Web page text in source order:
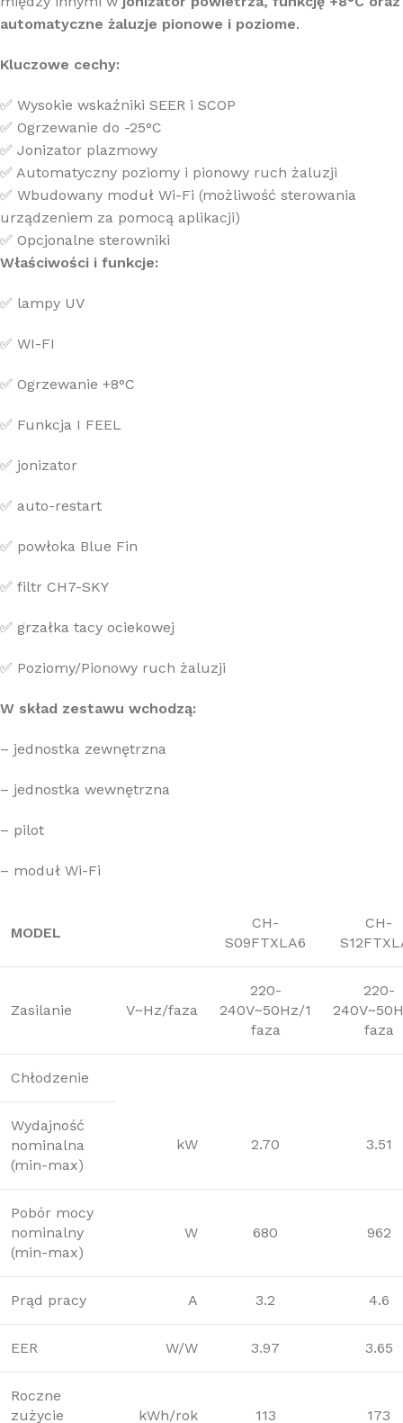
automatyczne żaluzje pionowe i poziome.
Kluczowe cechy:
✅ Wysokie wskaźniki SEER i SCOP
✅ Ogrzewanie do -25°C
✅ Jonizator plazmowy
✅ Automatyczny poziomy i pionowy ruch żaluzji
✅ Wbudowany moduł Wi-Fi (możliwość sterowania
urządzeniem za pomocą aplikacji)
✅ Opcjonalne sterowniki
Właściwości i funkcje:
✅ lampy UV
✅ WI-FI
✅ Ogrzewanie +8°C
✅ Funkcja I FEEL
✅ jonizator
✅ auto-restart
✅ powłoka Blue Fin
✅ filtr CH7-SKY
✅ grzałka tacy ociekowej
✅ Poziomy/Pionowy ruch żaluzji
W skład zestawu wchodzą:
– jednostka zewnętrzna
– jednostka wewnętrzna
– pilot
– moduł Wi-Fi
MODEL
CH-
S09FTXLA6
CH-
Zasilanie V~Hz/faza
220-
240V~50Hz/1
faza
220-
faza
Chłodzenie
Wydajność
nominalna
(min-max)
kW 2.70 3.51
Pobór mocy
nominalny
(min-max)
W 680 962
Prąd pracy A 3.2 4.6
EER W/W 3.97 3.65
Roczne
zużycie
kWh/rok 113 173